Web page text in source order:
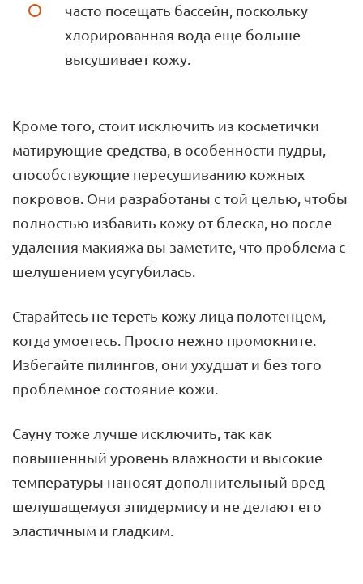
часто посещать бассейн, поскольку
хлорированная вода еще больше
высушивает кожу.
Кроме того, стоит исключить из косметички
матирующие средства, в особенности пудры,
способствующие пересушиванию кожных
покровов. Они разработаны с той целью, чтобы
полностью избавить кожу от блеска, но после
удаления макияжа вы заметите, что проблема с
шелушением усугубилась.
Старайтесь не тереть кожу лица полотенцем,
когда умоетесь. Просто нежно промокните.
Избегайте пилингов, они ухудшат и без того
проблемное состояние кожи.
Сауну тоже лучше исключить, так как
повышенный уровень влажности и высокие
температуры наносят дополнительный вред
шелушащемуся эпидермису и не делают его
эластичным и гладким.